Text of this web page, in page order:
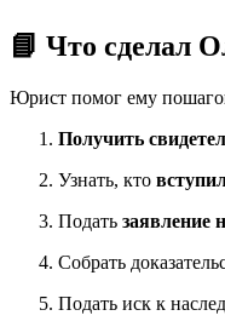
📘 Что сделал
Юрист помог ему
Получить
Узнать, кто
Подать заявление
Собрать
Подать иск к